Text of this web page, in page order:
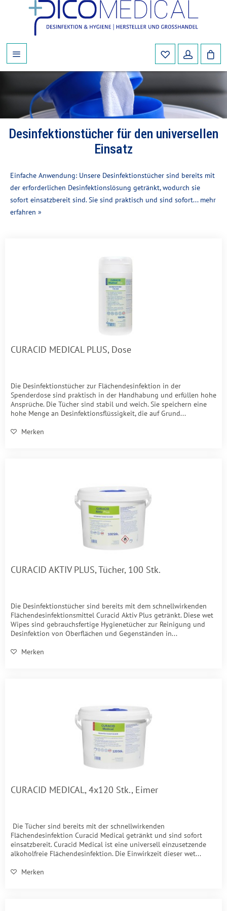
Desinfektionstücher für den universellen
Einsatz
Einfache Anwendung: Unsere Desinfektionstücher sind bereits mit
der erforderlichen Desinfektionslösung getränkt, wodurch sie
sofort einsatzbereit sind. Sie sind praktisch und sind sofort... mehr
erfahren »
CURACID MEDICAL PLUS, Dose
Die Desinfektionstücher zur Flächendesinfektion in der
Spenderdose sind praktisch in der Handhabung und erfüllen hohe
Ansprüche. Die Tücher sind stabil und weich. Sie speichern eine
hohe Menge an Desinfektionsflüssigkeit, die auf Grund...
Merken
CURACID AKTIV PLUS, Tücher, 100 Stk.
Die Desinfektionstücher sind bereits mit dem schnellwirkenden
Flächendesinfektionsmittel Curacid Aktiv Plus getränkt. Diese wet
Wipes sind gebrauchsfertige Hygienetücher zur Reinigung und
Desinfektion von Oberflächen und Gegenständen in...
Merken
CURACID MEDICAL, 4x120 Stk., Eimer
Die Tücher sind bereits mit der schnellwirkenden
Flächendesinfektion Curacid Medical getränkt und sind sofort
einsatzbereit. Curacid Medical ist eine universell einzusetzende
alkoholfreie Flächendesinfektion. Die Einwirkzeit dieser wet...
Merken